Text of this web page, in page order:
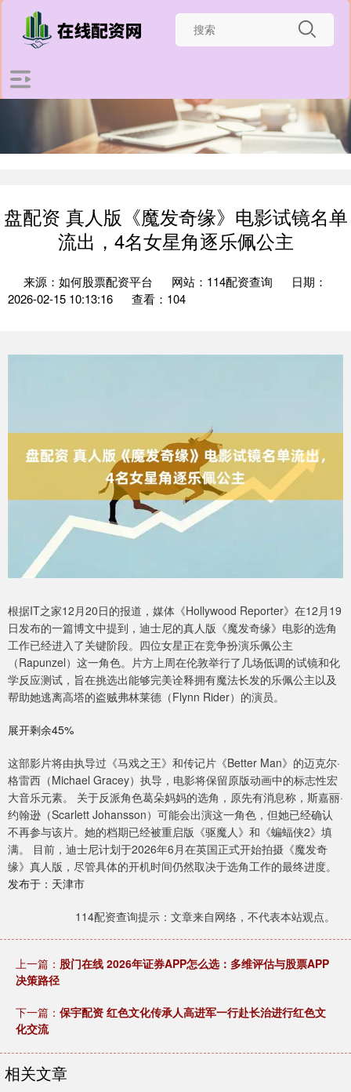
盘配资 真人版《魔发奇缘》电影试镜名单
流出，4名女星角逐乐佩公主
来源：如何股票配资平台 网站：114配资查询
日期：
2026-02-15 10:13:16
查看：104
根据IT之家12月20日的报道，媒体《Hollywood Reporter》在12月19
日发布的一篇博文中提到，迪士尼的真人版《魔发奇缘》电影的选角
工作已经进入了关键阶段。四位女星正在竞争扮演乐佩公主
（Rapunzel）这一角色。片方上周在伦敦举行了几场低调的试镜和化
学反应测试，旨在挑选出能够完美诠释拥有魔法长发的乐佩公主以及
帮助她逃离高塔的盗贼弗林莱德（Flynn Rider）的演员。
展开剩余45%
这部影片将由执导过《马戏之王》和传记片《Better Man》的迈克尔·
格雷西（Michael Gracey）执导，电影将保留原版动画中的标志性宏
大音乐元素。 关于反派角色葛朵妈妈的选角，原先有消息称，斯嘉丽·
约翰逊（Scarlett Johansson）可能会出演这一角色，但她已经确认
不再参与该片。她的档期已经被重启版《驱魔人》和《蝙蝠侠2》填
满。 目前，迪士尼计划于2026年6月在英国正式开始拍摄《魔发奇
缘》真人版，尽管具体的开机时间仍然取决于选角工作的最终进度。
发布于：天津市
114配资查询提示：文章来自网络，不代表本站观点。
上一篇： 股门在线 2026年证券APP怎么选：多维评估与股票APP
决策路径
下一篇： 保宇配资 红色文化传承人高进军一行赴长治进行红色文
化交流
相关文章